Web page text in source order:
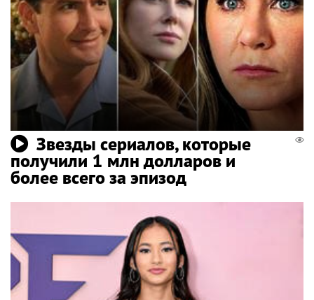
Звезды сериалов, которые
получили 1 млн долларов и
более всего за эпизод